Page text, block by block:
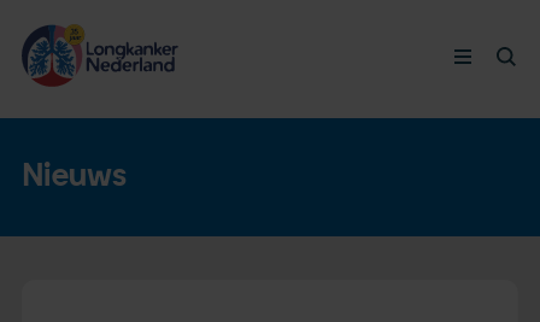
Longkanker
Leven met
Nieuws